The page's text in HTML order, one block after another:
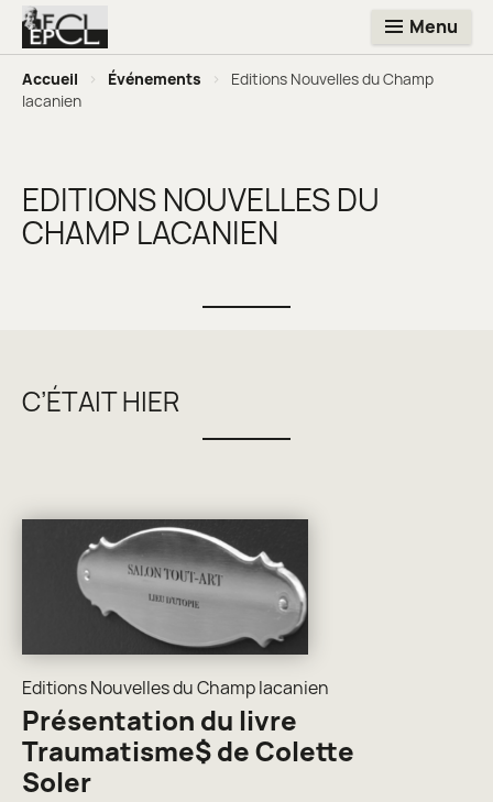
Menu
Accueil > Événements >
Editions Nouvelles du Champ
lacanien
EDITIONS NOUVELLES DU
CHAMP LACANIEN
C’ÉTAIT HIER
Editions Nouvelles du Champ lacanien
Présentation du livre
Traumatisme$ de Colette
Soler